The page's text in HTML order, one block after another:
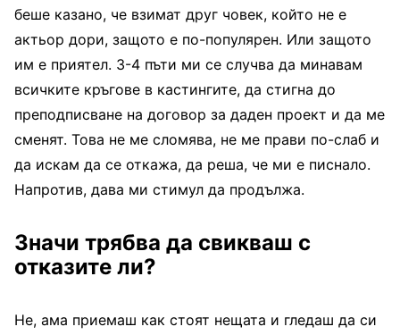
беше казано, че взимат друг човек, който не е
актьор дори, защото е по-популярен. Или защото
им е приятел. 3-4 пъти ми се случва да минавам
всичките кръгове в кастингите, да стигна до
преподписване на договор за даден проект и да ме
сменят. Това не ме сломява, не ме прави по-слаб и
да искам да се откажа, да реша, че ми е писнало.
Напротив, дава ми стимул да продължа.
Значи трябва да свикваш с
отказите ли?
Не, ама приемаш как стоят нещата и гледаш да си